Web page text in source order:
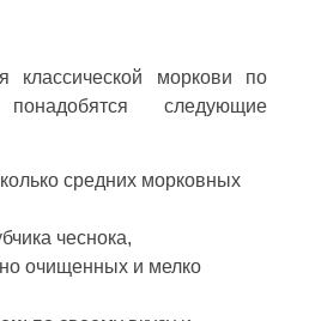
классической моркови по
следующие
средних морковных
чеснока,
очищенных и мелко